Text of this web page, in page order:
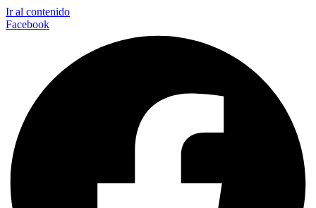
Ir al contenido
Facebook